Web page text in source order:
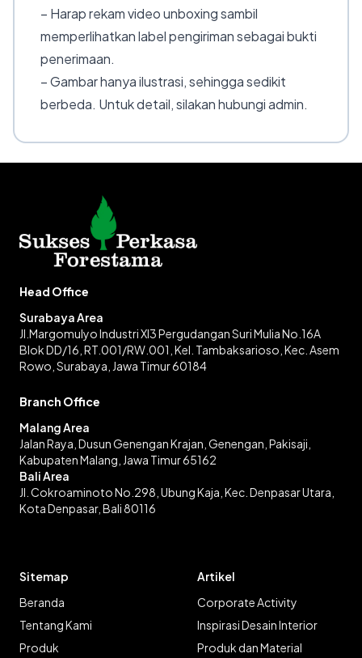
– Harap rekam video unboxing sambil
memperlihatkan label pengiriman sebagai bukti
penerimaan.
– Gambar hanya ilustrasi, sehingga sedikit
berbeda. Untuk detail, silakan hubungi admin.
Head Office
Surabaya Area
Jl.Margomulyo Industri XI3 Pergudangan Suri Mulia No.16A
Blok DD/16, RT.001/RW.001, Kel. Tambaksarioso, Kec. Asem
Rowo, Surabaya, Jawa Timur 60184
Branch Office
Malang Area
Jalan Raya, Dusun Genengan Krajan, Genengan, Pakisaji,
Kabupaten Malang, Jawa Timur 65162
Bali Area
Jl. Cokroaminoto No.298, Ubung Kaja, Kec. Denpasar Utara,
Kota Denpasar, Bali 80116
Sitemap
Beranda
Tentang Kami
Produk
Artikel
Corporate Activity
Inspirasi Desain Interior
Produk dan Material